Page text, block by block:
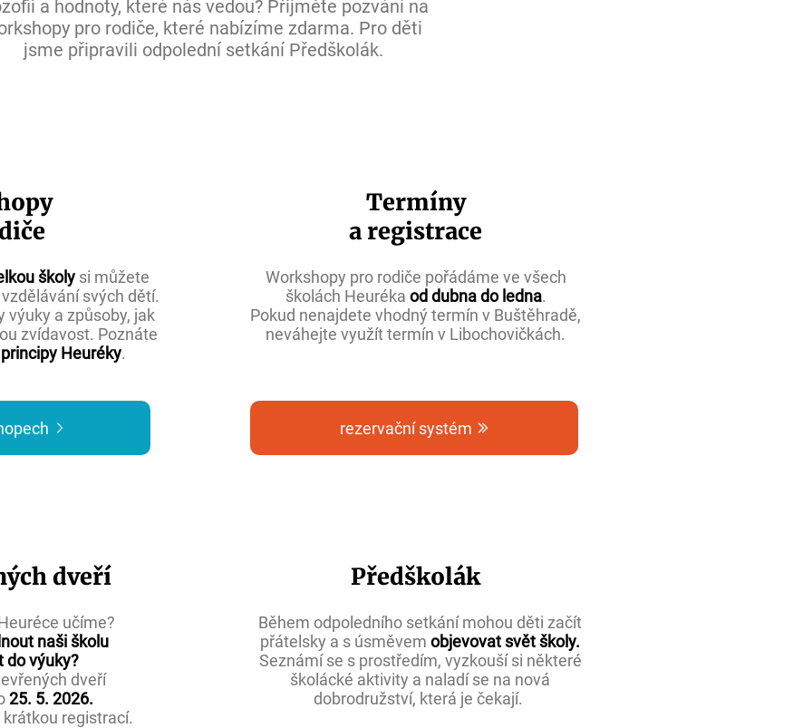
a hodnoty, které nás vedou? Přijměte pozvání na
pro rodiče, které nabízíme zdarma. Pro děti
jsme připravili odpolední setkání Předškolák.
školysi můžete
svých dětí.
výuky a způsoby, jak
zvídavost. Poznáte
Heuréky.
Termíny
a registrace
Workshopy pro rodiče pořádáme ve všech
školách Heuréka od dubna do ledna.
Pokud nenajdete vhodný termín v Buštěhradě,
neváhejte využít termín v Libochovičkách.
rezervační systém
dveří
učíme?
naši školu
do výuky?
dveří
25. 5. 2026.
krátkou registrací.
Předškolák
Během odpoledního setkání mohou děti začít
přátelsky a s úsměvem objevovat svět školy.
Seznámí se s prostředím, vyzkouší si některé
školácké aktivity a naladí se na nová
dobrodružství, která je čekají.